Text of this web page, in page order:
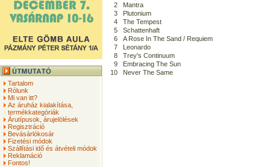
Tartalom
Rólunk
Mi van itt?
Az áruház kialakítása,
termékkategóriák
Árutípusok, árujelölések
Regisztráció
Bevásárlókosár
Fizetési módok
Szállítási idő és átvételi módok
Reklamáció
Fontos!
2
Mantra
3
Plutonium
4
The Tempest
5
Schattenhaft
6
A Rose In The Sand / Requiem
7
Leonardo
8
Trey's Continuum
9
Embracing The Sun
10
Never The Same